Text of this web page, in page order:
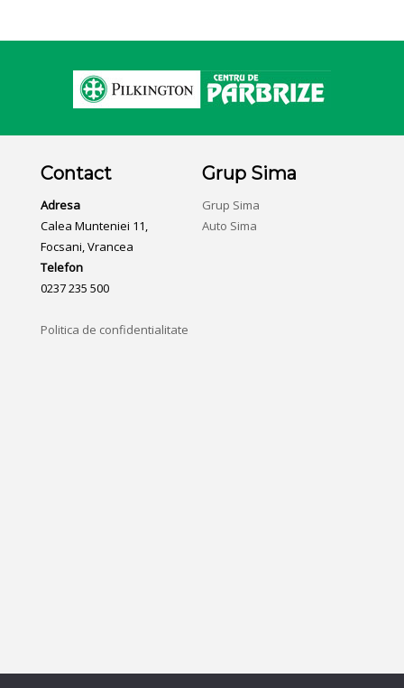
Contact
Adresa
Calea Munteniei 11,
Focsani, Vrancea
Telefon
0237 235 500
Politica de confidentialitate
Grup Sima
Grup Sima
Auto Sima